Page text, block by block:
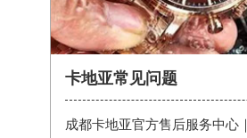
卡地亚常见问题